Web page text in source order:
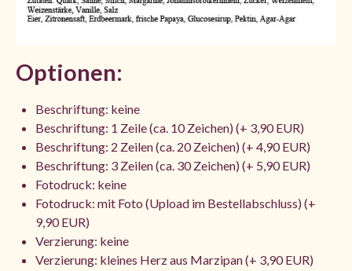
Optionen:
Beschriftung: keine
Beschriftung: 1 Zeile (ca. 10 Zeichen) (+ 3,90 EUR)
Beschriftung: 2 Zeilen (ca. 20 Zeichen) (+ 4,90 EUR)
Beschriftung: 3 Zeilen (ca. 30 Zeichen) (+ 5,90 EUR)
Fotodruck: keine
Fotodruck: mit Foto (Upload im Bestellabschluss) (+
9,90 EUR)
Verzierung: keine
Verzierung: kleines Herz aus Marzipan (+ 3,90 EUR)